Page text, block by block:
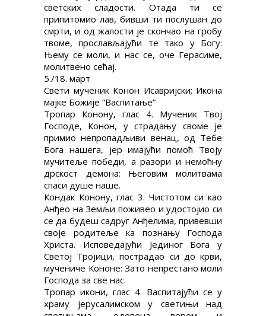
светских сладости. Отада ти се
припитомио лав, бивши ти послушан до
смрти, и од жалости је скончао на гробу
твоме, прослављајући те тако у Богу:
Њему се моли, и нас се, оче Герасиме,
молитвено сећај.
5./18. март
Свети мученик Конон Исавријски; Икона
мајке Божије “Васпитање”
Тропар Конону, глас 4. Мученик Твој
Господе, Конон, у страдању своме је
примио непропадљиви венац, од Тебе
Бога нашега, јер имајући помоћ Твоју
мучитеље победи, а разори и немоћну
дрскост демона: Његовим молитвама
спаси душе наше.
Кондак Конону, глас 3. Чистотом си као
Анђео на Земљи поживео и удостојио си
се да будеш садруг Анђелима, привевши
своје родитеље ка познању Господа
Христа. Исповедајући Јединог Бога у
Светој Тројици, пострадао си до крви,
мучениче Кононе: Зато непрестано моли
Господа за све нас.
Тропар икони, глас 4. Васпитајући се у
храму јерусалимском у светињи над